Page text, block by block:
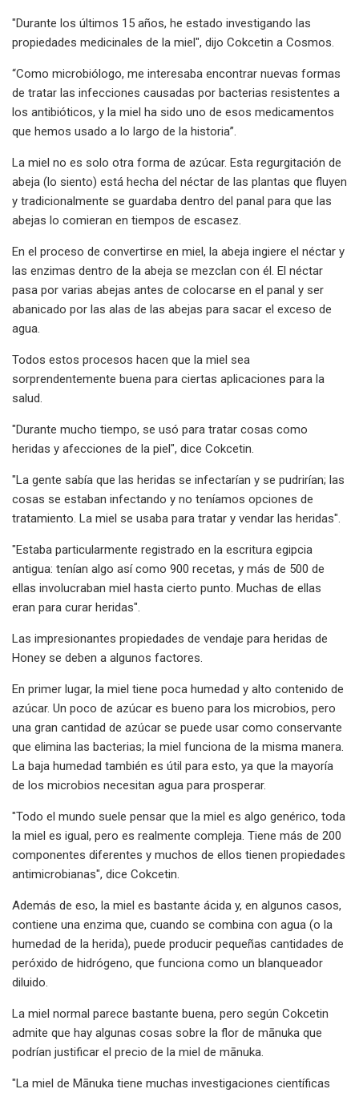
"Durante los últimos 15 años, he estado investigando las
propiedades medicinales de la miel", dijo Cokcetin a Cosmos.
“Como microbiólogo, me interesaba encontrar nuevas formas
de tratar las infecciones causadas por bacterias resistentes a
los antibióticos, y la miel ha sido uno de esos medicamentos
que hemos usado a lo largo de la historia”.
La miel no es solo otra forma de azúcar. Esta regurgitación de
abeja (lo siento) está hecha del néctar de las plantas que fluyen
y tradicionalmente se guardaba dentro del panal para que las
abejas lo comieran en tiempos de escasez.
En el proceso de convertirse en miel, la abeja ingiere el néctar y
las enzimas dentro de la abeja se mezclan con él. El néctar
pasa por varias abejas antes de colocarse en el panal y ser
abanicado por las alas de las abejas para sacar el exceso de
agua.
Todos estos procesos hacen que la miel sea
sorprendentemente buena para ciertas aplicaciones para la
salud.
"Durante mucho tiempo, se usó para tratar cosas como
heridas y afecciones de la piel", dice Cokcetin.
"La gente sabía que las heridas se infectarían y se pudrirían; las
cosas se estaban infectando y no teníamos opciones de
tratamiento. La miel se usaba para tratar y vendar las heridas".
"Estaba particularmente registrado en la escritura egipcia
antigua: tenían algo así como 900 recetas, y más de 500 de
ellas involucraban miel hasta cierto punto. Muchas de ellas
eran para curar heridas".
Las impresionantes propiedades de vendaje para heridas de
Honey se deben a algunos factores.
En primer lugar, la miel tiene poca humedad y alto contenido de
azúcar. Un poco de azúcar es bueno para los microbios, pero
una gran cantidad de azúcar se puede usar como conservante
que elimina las bacterias; la miel funciona de la misma manera.
La baja humedad también es útil para esto, ya que la mayoría
de los microbios necesitan agua para prosperar.
"Todo el mundo suele pensar que la miel es algo genérico, toda
la miel es igual, pero es realmente compleja. Tiene más de 200
componentes diferentes y muchos de ellos tienen propiedades
antimicrobianas", dice Cokcetin.
Además de eso, la miel es bastante ácida y, en algunos casos,
contiene una enzima que, cuando se combina con agua (o la
humedad de la herida), puede producir pequeñas cantidades de
peróxido de hidrógeno, que funciona como un blanqueador
diluido.
La miel normal parece bastante buena, pero según Cokcetin
admite que hay algunas cosas sobre la flor de mānuka que
podrían justificar el precio de la miel de mānuka.
"La miel de Mānuka tiene muchas investigaciones científicas